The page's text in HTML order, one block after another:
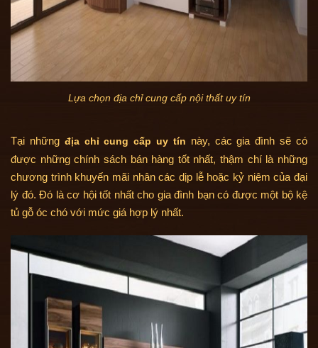
Lựa chọn địa chỉ cung cấp nội thất uy tín
Tại những địa chỉ cung cấp uy tín này, các gia đình sẽ có
được những chính sách bán hàng tốt nhất, thậm chí là những
chương trình khuyến mãi nhân các dịp lễ hoặc kỷ niệm của đại
lý đó. Đó là cơ hội tốt nhất cho gia đình bạn có được một bộ kệ
tủ gỗ óc chó với mức giá hợp lý nhất.